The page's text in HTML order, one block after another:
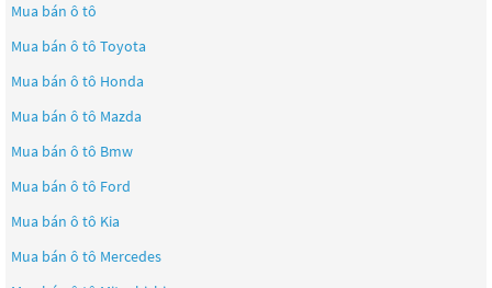
Mua bán ô tô
Mua bán ô tô Toyota
Mua bán ô tô Honda
Mua bán ô tô Mazda
Mua bán ô tô Bmw
Mua bán ô tô Ford
Mua bán ô tô Kia
Mua bán ô tô Mercedes